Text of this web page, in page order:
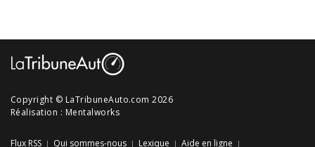
Copyright © LaTribuneAuto.com 2026
Réalisation : Mentalworks
Flux RSS Qui sommes-nous Lexique Aide en ligne